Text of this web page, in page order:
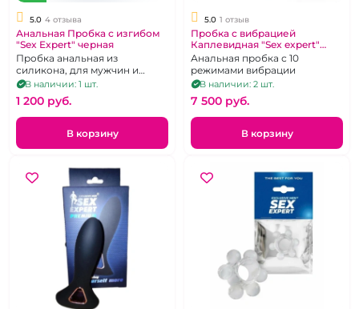
5.0 4 отзыва
Анальная Пробка с изгибом
"Sex Expert" черная
Пробка анальная из
силикона, для мужчин и
женщин, подходит для
ношения
В наличии: 1 шт.
1 200 pуб.
В корзину
5.0 1 отзыв
Пробка с вибрацией
Каплевидная "Sex expert"
Premium
Анальная пробка с 10
режимами вибрации
В наличии: 2 шт.
7 500 pуб.
В корзину